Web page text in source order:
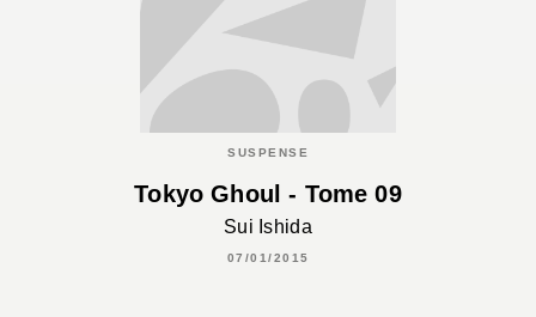
SUSPENSE
Tokyo Ghoul - Tome 09
Sui Ishida
07/01/2015